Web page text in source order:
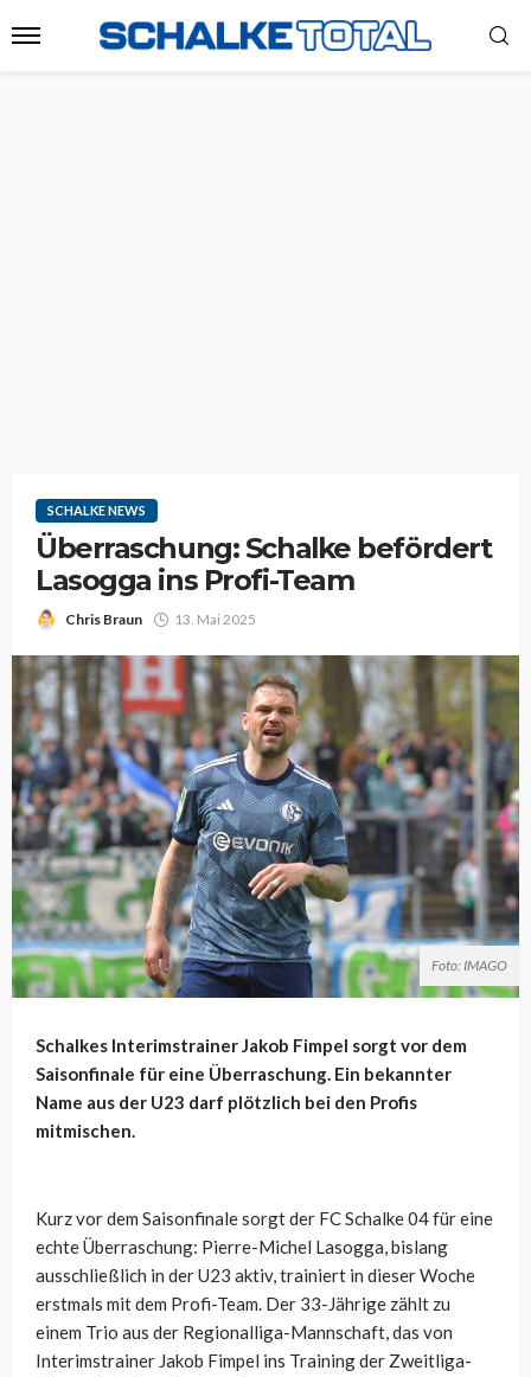
SCHALKE NEWS
Überraschung: Schalke befördert
Lasogga ins Profi-Team
Chris Braun 13. Mai 2025
Foto: IMAGO
Schalkes Interimstrainer Jakob Fimpel sorgt vor dem
Saisonfinale für eine Überraschung. Ein bekannter
Name aus der U23 darf plötzlich bei den Profis
mitmischen.
Kurz vor dem Saisonfinale sorgt der FC Schalke 04 für eine
echte Überraschung: Pierre-Michel Lasogga, bislang
ausschließlich in der U23 aktiv, trainiert in dieser Woche
erstmals mit dem Profi-Team. Der 33-Jährige zählt zu
einem Trio aus der Regionalliga-Mannschaft, das von
Interimstrainer Jakob Fimpel ins Training der Zweitliga-